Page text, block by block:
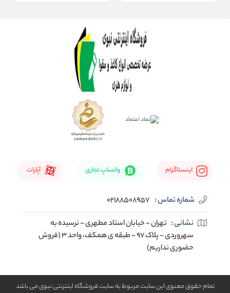
اینستاگرام واتساپ تجاری آپارات
شماره تماس : 02188508957
نشانی : تهران - خیابان استاد مطهری - نرسیده به
سهروردی - پلاک 97 - طبقه ی همکف، واحد 3 (فروش
حضوری نداریم)
تمام حقوق معنوی این سایت مربوط به سایت فروشگاه اینترنتی نبوی می باشد